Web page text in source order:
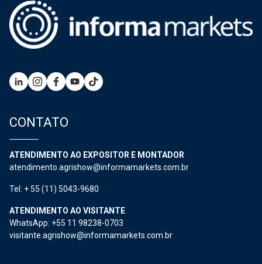
CONTATO
ATENDIMENTO AO EXPOSITOR E MONTADOR
atendimento.agrishow@informamarkets.com.br
Tel: + 55 (11) 5043-9680
ATENDIMENTO AO VISITANTE
WhatsApp: +55 11 98238-0703
visitante.agrishow@informamarkets.com.br